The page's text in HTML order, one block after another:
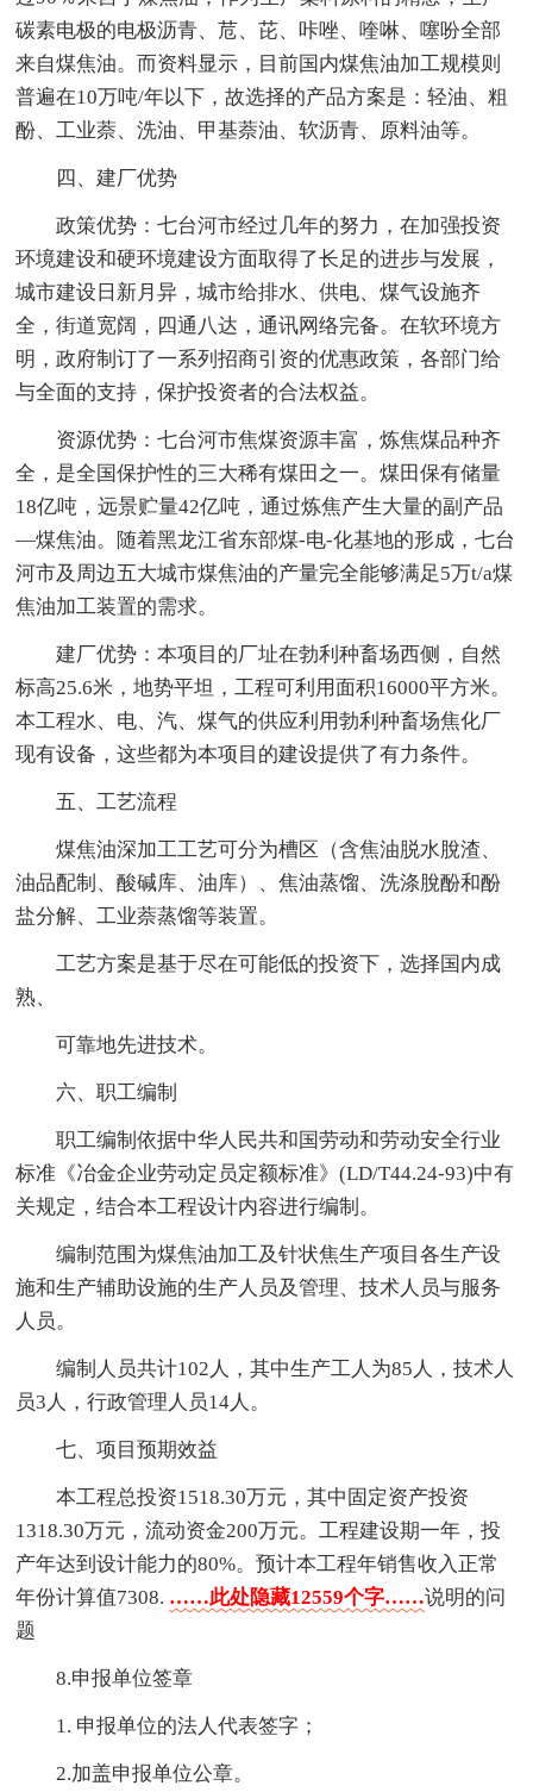
碳素电极的电极沥青、苊、芘、咔唑、喹啉、噻吩全部
来自煤焦油。而资料显示，目前国内煤焦油加工规模则
普遍在10万吨/年以下，故选择的产品方案是：轻油、粗
酚、工业萘、洗油、甲基萘油、软沥青、原料油等。
四、建厂优势
政策优势：七台河市经过几年的努力，在加强投资
环境建设和硬环境建设方面取得了长足的进步与发展，
城市建设日新月异，城市给排水、供电、煤气设施齐
全，街道宽阔，四通八达，通讯网络完备。在软环境方
明，政府制订了一系列招商引资的优惠政策，各部门给
与全面的支持，保护投资者的合法权益。
资源优势：七台河市焦煤资源丰富，炼焦煤品种齐
全，是全国保护性的三大稀有煤田之一。煤田保有储量
18亿吨，远景贮量42亿吨，通过炼焦产生大量的副产品
—煤焦油。随着黑龙江省东部煤-电-化基地的形成，七台
河市及周边五大城市煤焦油的产量完全能够满足5万t/a煤
焦油加工装置的需求。
建厂优势：本项目的厂址在勃利种畜场西侧，自然
标高25.6米，地势平坦，工程可利用面积16000平方米。
本工程水、电、汽、煤气的供应利用勃利种畜场焦化厂
现有设备，这些都为本项目的建设提供了有力条件。
五、工艺流程
煤焦油深加工工艺可分为槽区（含焦油脱水脫渣、
油品配制、酸碱库、油库）、焦油蒸馏、洗涤脫酚和酚
盐分解、工业萘蒸馏等装置。
工艺方案是基于尽在可能低的投资下，选择国内成
熟、
可靠地先进技术。
六、职工编制
职工编制依据中华人民共和国劳动和劳动安全行业
标准《冶金企业劳动定员定额标准》(LD/T44.24-93)中有
关规定，结合本工程设计内容进行编制。
编制范围为煤焦油加工及针状焦生产项目各生产设
施和生产辅助设施的生产人员及管理、技术人员与服务
人员。
编制人员共计102人，其中生产工人为85人，技术人
员3人，行政管理人员14人。
七、项目预期效益
本工程总投资1518.30万元，其中固定资产投资
1318.30万元，流动资金200万元。工程建设期一年，投
产年达到设计能力的80%。预计本工程年销售收入正常
年份计算值7308. ……此处隐藏12559个字……说明的问
题
8.申报单位签章
1. 申报单位的法人代表签字；
2.加盖申报单位公章。